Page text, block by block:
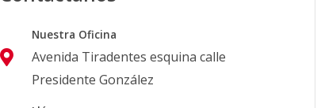
Nuestra Oficina
Avenida Tiradentes esquina calle
Presidente González